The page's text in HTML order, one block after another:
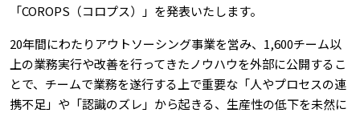
「COROPS（コロプス）」を発表いたします。
20年間にわたりアウトソーシング事業を営み、1,600チーム以
上の業務実行や改善を行ってきたノウハウを外部に公開するこ
とで、チームで業務を遂行する上で重要な「人やプロセスの連
携不足」や「認識のズレ」から起きる、生産性の低下を未然に